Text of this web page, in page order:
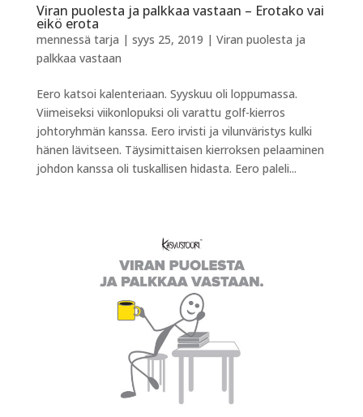
Viran puolesta ja palkkaa vastaan – Erotako vai
eikö erota
mennessä tarja | syys 25, 2019 | Viran puolesta ja
palkkaa vastaan
Eero katsoi kalenteriaan. Syyskuu oli loppumassa.
Viimeiseksi viikonlopuksi oli varattu golf-kierros
johtoryhmän kanssa. Eero irvisti ja vilunväristys kulki
hänen lävitseen. Täysimittaisen kierroksen pelaaminen
johdon kanssa oli tuskallisen hidasta. Eero paleli...